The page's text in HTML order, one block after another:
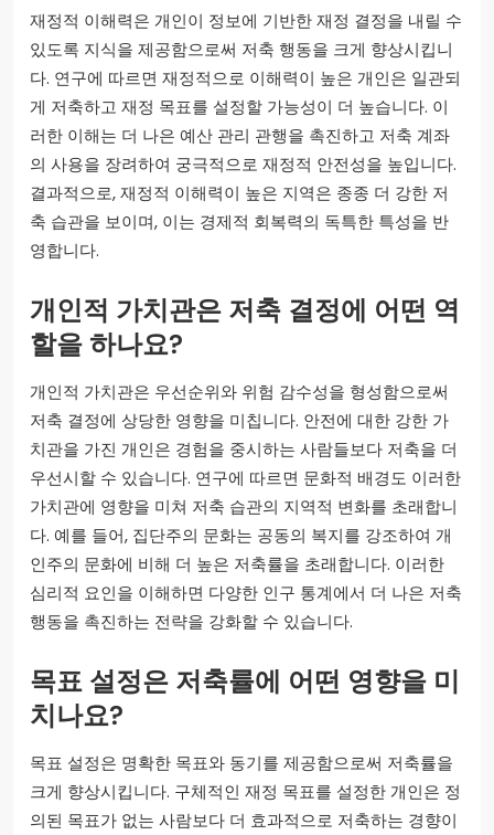
재정적 이해력은 개인이 정보에 기반한 재정 결정을 내릴 수
있도록 지식을 제공함으로써 저축 행동을 크게 향상시킵니
다. 연구에 따르면 재정적으로 이해력이 높은 개인은 일관되
게 저축하고 재정 목표를 설정할 가능성이 더 높습니다. 이
러한 이해는 더 나은 예산 관리 관행을 촉진하고 저축 계좌
의 사용을 장려하여 궁극적으로 재정적 안전성을 높입니다.
결과적으로, 재정적 이해력이 높은 지역은 종종 더 강한 저
축 습관을 보이며, 이는 경제적 회복력의 독특한 특성을 반
영합니다.
개인적 가치관은 저축 결정에 어떤 역
할을 하나요?
개인적 가치관은 우선순위와 위험 감수성을 형성함으로써
저축 결정에 상당한 영향을 미칩니다. 안전에 대한 강한 가
치관을 가진 개인은 경험을 중시하는 사람들보다 저축을 더
우선시할 수 있습니다. 연구에 따르면 문화적 배경도 이러한
가치관에 영향을 미쳐 저축 습관의 지역적 변화를 초래합니
다. 예를 들어, 집단주의 문화는 공동의 복지를 강조하여 개
인주의 문화에 비해 더 높은 저축률을 초래합니다. 이러한
심리적 요인을 이해하면 다양한 인구 통계에서 더 나은 저축
행동을 촉진하는 전략을 강화할 수 있습니다.
목표 설정은 저축률에 어떤 영향을 미
치나요?
목표 설정은 명확한 목표와 동기를 제공함으로써 저축률을
크게 향상시킵니다. 구체적인 재정 목표를 설정한 개인은 정
의된 목표가 없는 사람보다 더 효과적으로 저축하는 경향이